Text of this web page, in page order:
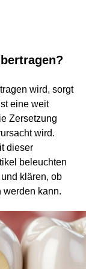
wird, sorgt
eine weit
Zersetzung
wird.
dieser
beleuchten
klären, ob
werden kann.